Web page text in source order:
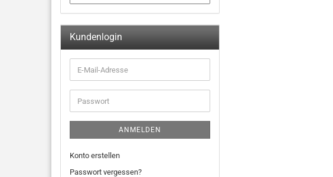
Kundenlogin
ANMELDEN
Konto erstellen
Passwort vergessen?